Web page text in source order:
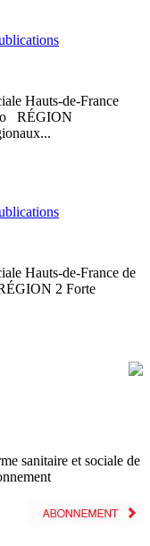
Hauts-de-France
RÉGION
Hauts-de-France de
2 Forte
sanitaire et sociale de